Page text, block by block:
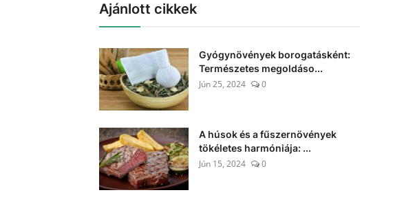
Ajánlott cikkek
Gyógynövények borogatásként:
Természetes megoldáso...
Jún 25, 2024
0
A húsok és a fűszernövények
tökéletes harmóniája: ...
Jún 15, 2024
0